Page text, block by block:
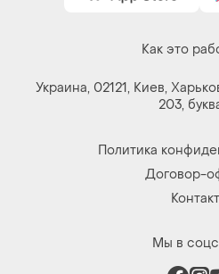
Как это
Украина, 02121, Киев,
203,
Политика
Договор-
Мы в